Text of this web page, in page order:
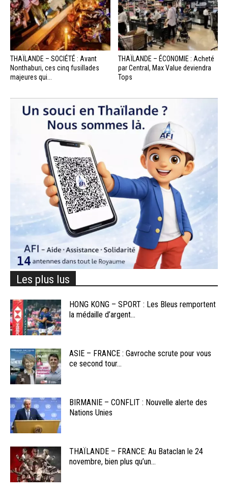
THAÏLANDE – SOCIÉTÉ : Avant
Nonthaburi, ces cinq fusillades
majeures qui...
THAÏLANDE – ÉCONOMIE : Acheté
par Central, Max Value deviendra
Tops
Les plus lus
HONG KONG – SPORT : Les Bleus remportent
la médaille d’argent...
ASIE – FRANCE : Gavroche scrute pour vous
ce second tour...
BIRMANIE – CONFLIT : Nouvelle alerte des
Nations Unies
THAÏLANDE – FRANCE: Au Bataclan le 24
novembre, bien plus qu’un...